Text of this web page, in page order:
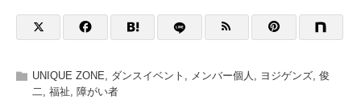
UNIQUE ZONE ダンスイベント メンバー個人 ヨジゲンズ 俊
二
福祉
障がい者